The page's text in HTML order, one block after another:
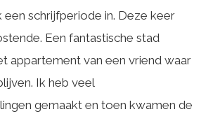
een schrijfperiode in. Deze keer
Een fantastische stad
appartement van een vriend waar
Ik heb veel
gemaakt en toen kwamen de